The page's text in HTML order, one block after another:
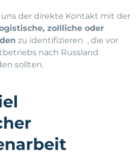
uns der direkte Kontakt mit der
zollliche oder
zu identifizieren , die vor
nach Russland
sollten.